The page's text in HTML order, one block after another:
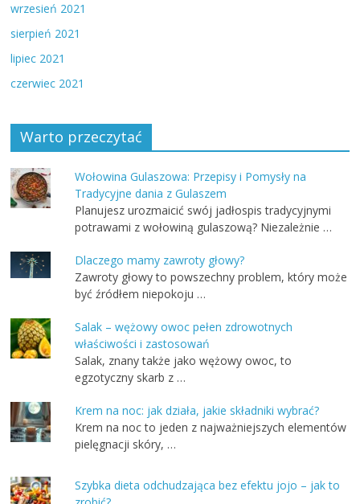
wrzesień 2021
sierpień 2021
lipiec 2021
czerwiec 2021
Warto przeczytać
Wołowina Gulaszowa: Przepisy i Pomysły na
Tradycyjne dania z Gulaszem
Planujesz urozmaicić swój jadłospis tradycyjnymi
potrawami z wołowiną gulaszową? Niezależnie …
Dlaczego mamy zawroty głowy?
Zawroty głowy to powszechny problem, który może
być źródłem niepokoju …
Salak – wężowy owoc pełen zdrowotnych
właściwości i zastosowań
Salak, znany także jako wężowy owoc, to
egzotyczny skarb z …
Krem na noc: jak działa, jakie składniki wybrać?
Krem na noc to jeden z najważniejszych elementów
pielęgnacji skóry, …
Szybka dieta odchudzająca bez efektu jojo – jak to